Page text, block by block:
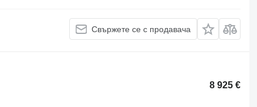
Свържете се с продавача
8 925 €